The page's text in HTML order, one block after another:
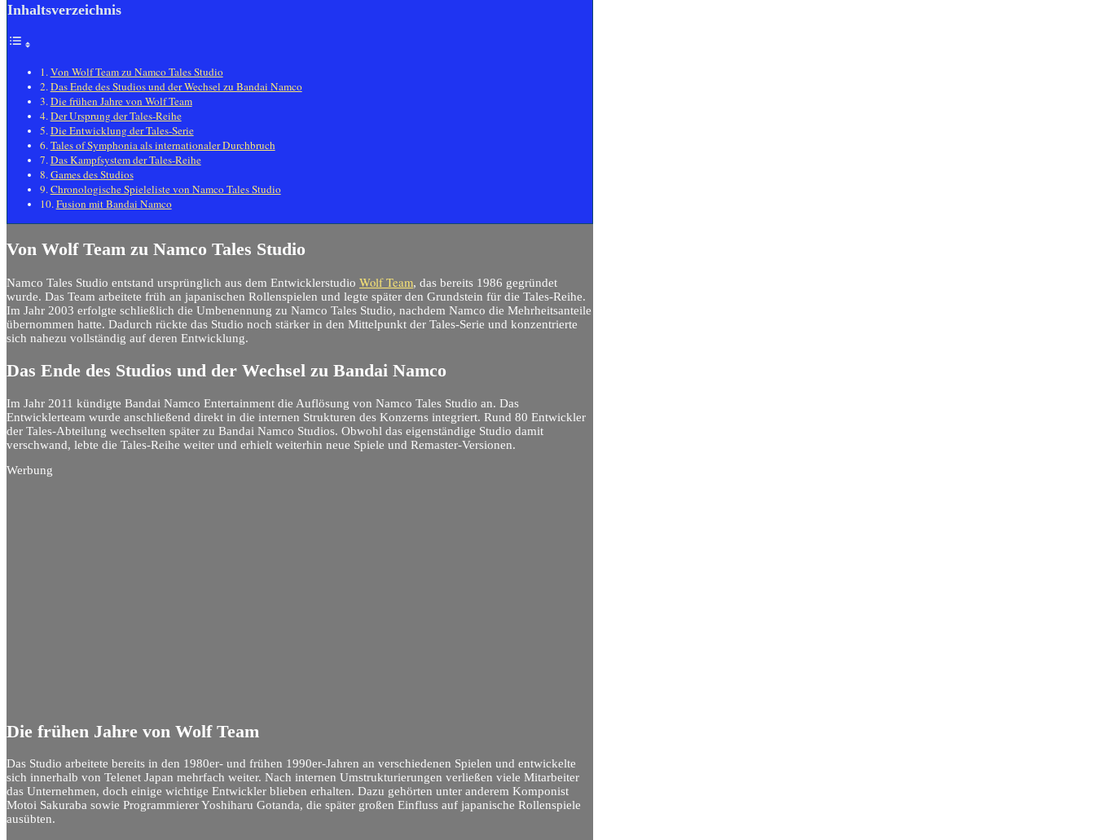
Inhaltsverzeichnis
Von Wolf Team zu Namco Tales Studio
Das Ende des Studios und der Wechsel zu Bandai Namco
Die frühen Jahre von Wolf Team
Der Ursprung der Tales-Reihe
Die Entwicklung der Tales-Serie
Tales of Symphonia als internationaler Durchbruch
Das Kampfsystem der Tales-Reihe
Games des Studios
Chronologische Spieleliste von Namco Tales Studio
Fusion mit Bandai Namco
Von Wolf Team zu Namco Tales Studio
Namco Tales Studio entstand ursprünglich aus dem Entwicklerstudio Wolf Team, das bereits 1986 gegründet
wurde. Das Team arbeitete früh an japanischen Rollenspielen und legte später den Grundstein für die Tales-Reihe.
Im Jahr 2003 erfolgte schließlich die Umbenennung zu Namco Tales Studio, nachdem Namco die Mehrheitsanteile
übernommen hatte. Dadurch rückte das Studio noch stärker in den Mittelpunkt der Tales-Serie und konzentrierte
sich nahezu vollständig auf deren Entwicklung.
Das Ende des Studios und der Wechsel zu Bandai Namco
Im Jahr 2011 kündigte Bandai Namco Entertainment die Auflösung von Namco Tales Studio an. Das
Entwicklerteam wurde anschließend direkt in die internen Strukturen des Konzerns integriert. Rund 80 Entwickler
der Tales-Abteilung wechselten später zu Bandai Namco Studios. Obwohl das eigenständige Studio damit
verschwand, lebte die Tales-Reihe weiter und erhielt weiterhin neue Spiele und Remaster-Versionen.
Werbung
Die frühen Jahre von Wolf Team
Das Studio arbeitete bereits in den 1980er- und frühen 1990er-Jahren an verschiedenen Spielen und entwickelte
sich innerhalb von Telenet Japan mehrfach weiter. Nach internen Umstrukturierungen verließen viele Mitarbeiter
das Unternehmen, doch einige wichtige Entwickler blieben erhalten. Dazu gehörten unter anderem Komponist
Motoi Sakuraba sowie Programmierer Yoshiharu Gotanda, die später großen Einfluss auf japanische Rollenspiele
ausübten.